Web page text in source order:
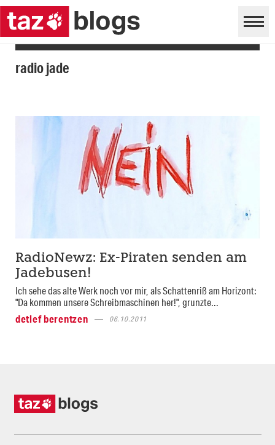
radio jade
RadioNewz: Ex-Piraten senden am
Jadebusen!
Ich sehe das alte Werk noch vor mir, als Schattenriß am Horizont:
"Da kommen unsere Schreibmaschinen her!", grunzte...
detlef berentzen
06.10.2011